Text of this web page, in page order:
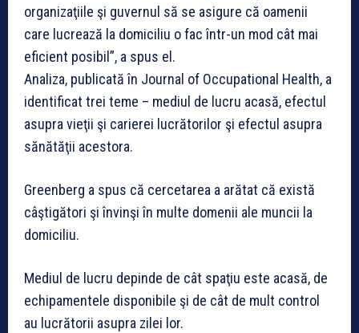
organizaţiile şi guvernul să se asigure că oamenii
care lucrează la domiciliu o fac într-un mod cât mai
eficient posibil”, a spus el.
Analiza, publicată în Journal of Occupational Health, a
identificat trei teme – mediul de lucru acasă, efectul
asupra vieţii şi carierei lucrătorilor şi efectul asupra
sănătăţii acestora.
Greenberg a spus că cercetarea a arătat că există
câştigători şi învinşi în multe domenii ale muncii la
domiciliu.
Mediul de lucru depinde de cât spaţiu este acasă, de
echipamentele disponibile şi de cât de mult control
au lucrătorii asupra zilei lor.